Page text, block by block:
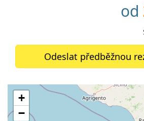
od
Odeslat předběžnou
+
−